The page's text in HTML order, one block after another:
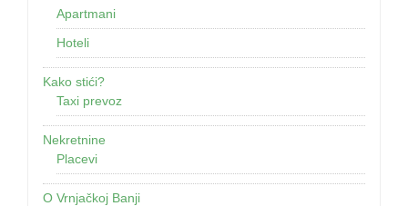
Apartmani
Hoteli
Kako stići?
Taxi prevoz
Nekretnine
Placevi
O Vrnjačkoj Banji